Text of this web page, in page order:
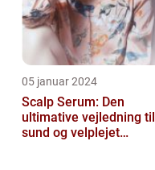
05 januar 2024
Scalp Serum: Den
ultimative vejledning til
sund og velplejet